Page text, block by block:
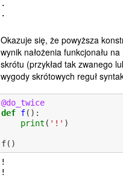
.
Okazuje się, że powyższa
wynik nałożenia funkcjonału
skrótu (przykład tak zwanego
wygody skrótowych reguł
@do_twice
def f():
print ( '!' )
f()
!